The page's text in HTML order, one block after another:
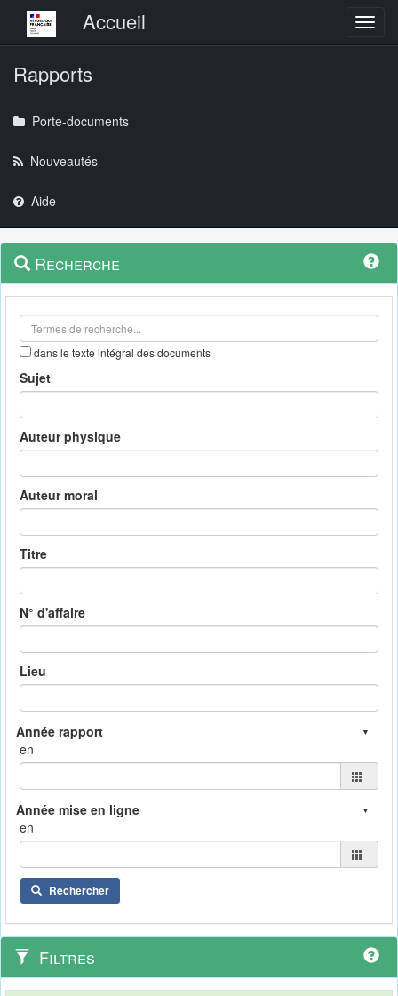
Menu principalAccueil
Rapports
Porte-documents
Nouveautés
Aide
Navigation
outils
Menu
contextuel
Recherche
dans le texte intégral des documents
Sujet
Auteur physique
Auteur moral
Titre
N° d'affaire
Lieu
en
en
Rechercher
Filtres